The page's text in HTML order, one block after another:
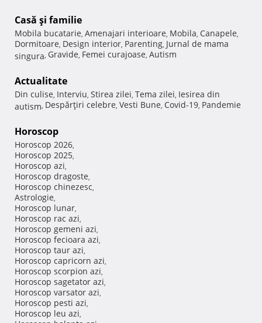
Casă şi familie
Mobila bucatarie, Amenajari interioare, Mobila, Canapele,
Dormitoare, Design interior, Parenting, Jurnal de mama
singura, Gravide, Femei curajoase, Autism
Actualitate
Din culise, Interviu, Stirea zilei, Tema zilei, Iesirea din
autism, Despărţiri celebre, Vesti Bune, Covid-19, Pandemie
Horoscop
Horoscop 2026,
Horoscop 2025,
Horoscop azi,
Horoscop dragoste,
Horoscop chinezesc,
Astrologie,
Horoscop lunar,
Horoscop rac azi,
Horoscop gemeni azi,
Horoscop fecioara azi,
Horoscop taur azi,
Horoscop capricorn azi,
Horoscop scorpion azi,
Horoscop sagetator azi,
Horoscop varsator azi,
Horoscop pesti azi,
Horoscop leu azi,